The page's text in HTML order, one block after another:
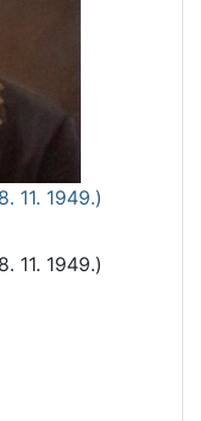
11. 1949.)
11. 1949.)